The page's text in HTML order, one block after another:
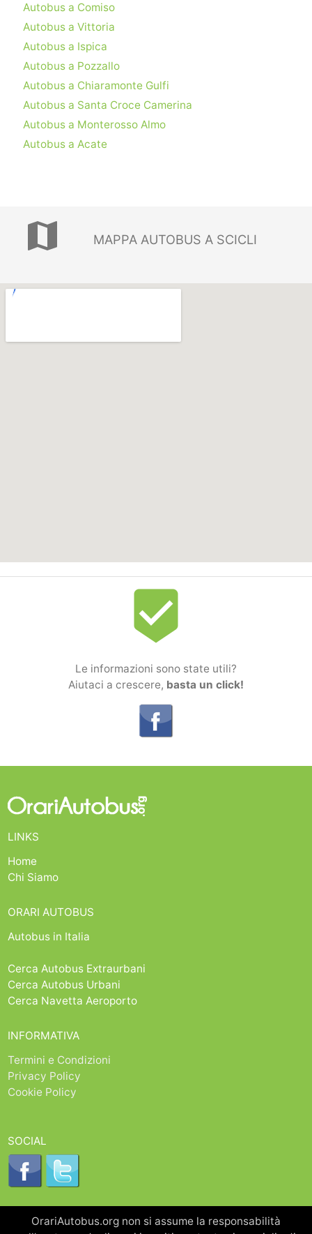
Autobus a Comiso
Autobus a Vittoria
Autobus a Ispica
Autobus a Pozzallo
Autobus a Chiaramonte Gulfi
Autobus a Santa Croce Camerina
Autobus a Monterosso Almo
Autobus a Acate
map MAPPA AUTOBUS A SCICLI
beenhere
Le informazioni sono state utili?
Aiutaci a crescere, basta un click!
LINKS
Home
Chi Siamo
ORARI AUTOBUS
Autobus in Italia
Cerca Autobus Extraurbani
Cerca Autobus Urbani
Cerca Navetta Aeroporto
INFORMATIVA
Termini e Condizioni
Privacy Policy
Cookie Policy
SOCIAL
OrariAutobus.org non si assume la responsabilità